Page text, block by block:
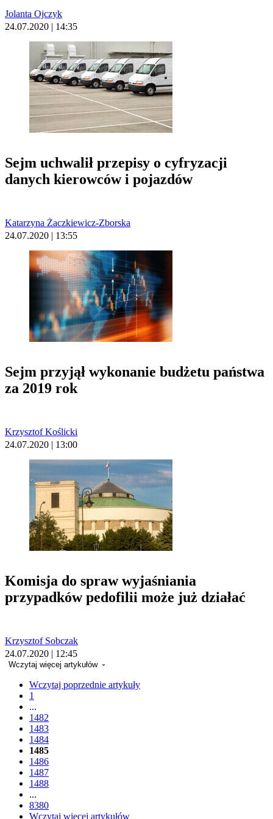
Jolanta Ojczyk
24.07.2020 | 14:35
Sejm uchwalił przepisy o cyfryzacji
danych kierowców i pojazdów
Katarzyna Żaczkiewicz-Zborska
24.07.2020 | 13:55
Sejm przyjął wykonanie budżetu państwa
za 2019 rok
Krzysztof Koślicki
24.07.2020 | 13:00
Komisja do spraw wyjaśniania
przypadków pedofilii może już działać
Krzysztof Sobczak
24.07.2020 | 12:45
Wczytaj więcej artykułów
Wczytaj poprzednie artykuły
1
...
1482
1483
1484
1485
1486
1487
1488
...
8380
Wczytaj więcej artykułów